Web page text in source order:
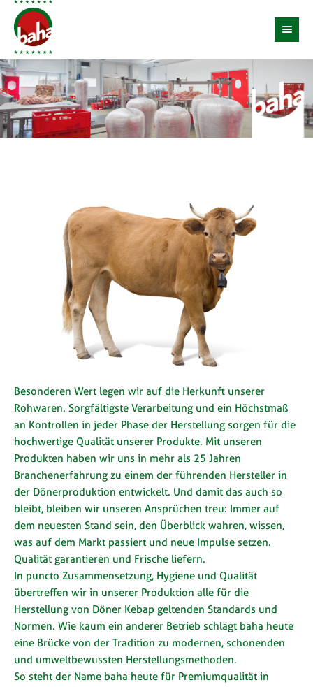
Besonderen Wert legen wir auf die Herkunft unserer
Rohwaren. Sorgfältigste Verarbeitung und ein Höchstmaß
an Kontrollen in jeder Phase der Herstellung sorgen für die
hochwertige Qualität unserer Produkte. Mit unseren
Produkten haben wir uns in mehr als 25 Jahren
Branchenerfahrung zu einem der führenden Hersteller in
der Dönerproduktion entwickelt. Und damit das auch so
bleibt, bleiben wir unseren Ansprüchen treu: Immer auf
dem neuesten Stand sein, den Überblick wahren, wissen,
was auf dem Markt passiert und neue Impulse setzen.
Qualität garantieren und Frische liefern.
In puncto Zusammensetzung, Hygiene und Qualität
übertreffen wir in unserer Produktion alle für die
Herstellung von Döner Kebap geltenden Standards und
Normen. Wie kaum ein anderer Betrieb schlägt baha heute
eine Brücke von der Tradition zu modernen, schonenden
und umweltbewussten Herstellungsmethoden.
So steht der Name baha heute für Premiumqualität in